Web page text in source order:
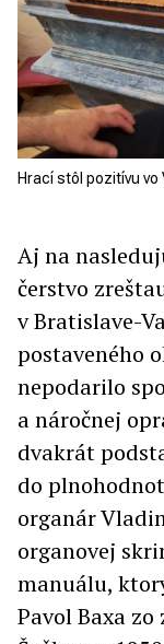
Hrací stôl pozitívu
Aj na
čerstvo
v Bratislave-
postaveného
nepodarilo
a náročnej
dvakrát
do
organár
organovej
manuálu,
Pavol Baxa